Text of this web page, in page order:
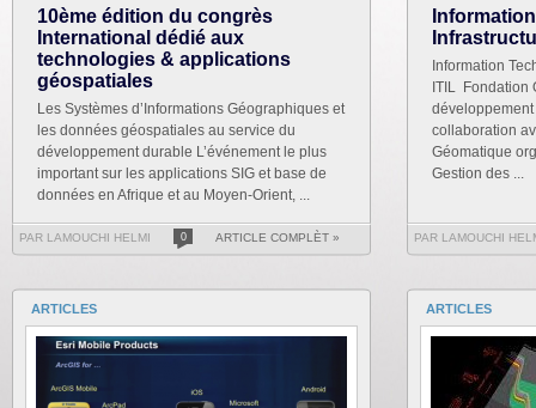
10ème édition du congrès
International dédié aux
technologies & applications
géospatiales
Les Systèmes d’Informations Géographiques et
les données géospatiales au service du
développement durable L’événement le plus
important sur les applications SIG et base de
données en Afrique et au Moyen-Orient, ...
PAR LAMOUCHI HELMI 0 ARTICLE COMPLÈT »
Information
ITIL Fondation
collaboration
Géomatique
Gestion des ...
PAR LAMOUCHI
ARTICLES ARTICLES